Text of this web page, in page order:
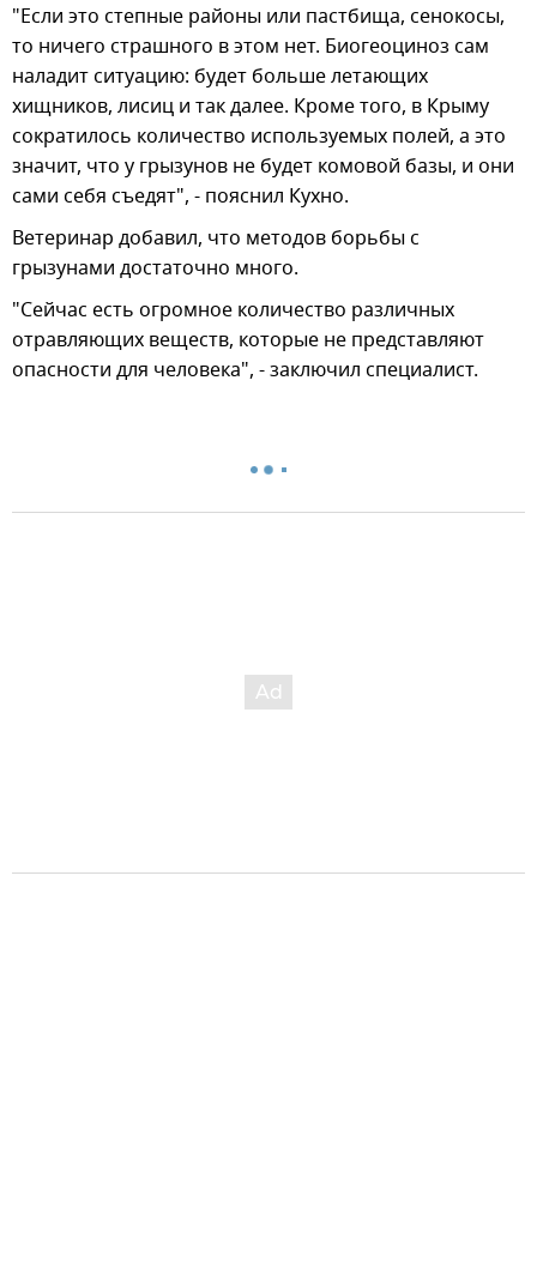
"Если это степные районы или пастбища, сенокосы,
то ничего страшного в этом нет. Биогеоциноз сам
наладит ситуацию: будет больше летающих
хищников, лисиц и так далее. Кроме того, в Крыму
сократилось количество используемых полей, а это
значит, что у грызунов не будет комовой базы, и они
сами себя съедят", - пояснил Кухно.
Ветеринар добавил, что методов борьбы с
грызунами достаточно много.
"Сейчас есть огромное количество различных
отравляющих веществ, которые не представляют
опасности для человека", - заключил специалист.